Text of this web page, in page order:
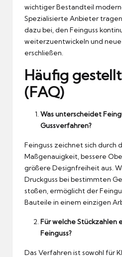
wichtiger Bestandteil
Spezialisierte Anbieter
dazu bei, den Feinguss
weiterzuentwickeln und
erschließen.
Häufig
(FAQ)
Was unterscheidet
Gussverfahren?
Feinguss zeichnet sich durch
Maßgenauigkeit, bessere
größere Designfreiheit aus.
Druckguss bei bestimmten
stoßen, ermöglicht der
Bauteile in einem einzigen
Für welche Stückzahlen
Feinguss?
Das Verfahren ist sowohl für